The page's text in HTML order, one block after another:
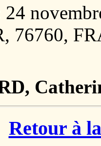
24
76760,
Retour à